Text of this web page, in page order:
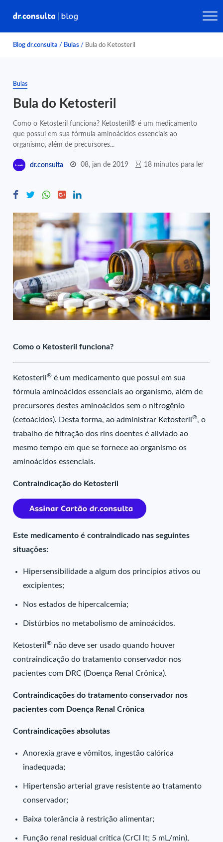
Blog dr.consulta / Bulas / Bula do Ketosteril
Bulas
Bula do Ketosteril
Como o Ketosteril funciona? Ketosteril® é um medicamento
que possui em sua fórmula aminoácidos essenciais ao
organismo, além de precursores...
dr.consulta 08, jan de 2019 18 minutos para ler
Como o Ketosteril funciona?
Ketosteril® é um medicamento que possui em sua
fórmula aminoácidos essenciais ao organismo, além de
precursores destes aminoácidos sem o nitrogênio
(cetoácidos). Desta forma, ao administrar Ketosteril®, o
trabalho de filtração dos rins doentes é aliviado ao
mesmo tempo em que se fornece ao organismo os
aminoácidos essenciais.
Contraindicação do Ketosteril
Este medicamento é contraindicado nas seguintes
situações:
Hipersensibilidade a algum dos princípios ativos ou
excipientes;
Nos estados de hipercalcemia;
Distúrbios no metabolismo de aminoácidos.
Ketosteril® não deve ser usado quando houver
contraindicação do tratamento conservador nos
pacientes com DRC (Doença Renal Crônica).
Contraindicações do tratamento conservador nos
pacientes com Doença Renal Crônica
Contraindicações absolutas
Anorexia grave e vômitos, ingestão calórica
inadequada;
Hipertensão arterial grave resistente ao tratamento
conservador;
Baixa tolerância à restrição alimentar;
Função renal residual crítica (CrCl lt; 5 mL/min),